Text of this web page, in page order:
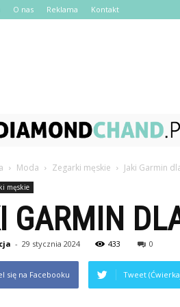
O nas Reklama Kontakt
Moda Zegarki męskie Jaki Garmin
męskie
GARMIN
- 29 stycznia 2024 433 0
się na Facebooku Tweet